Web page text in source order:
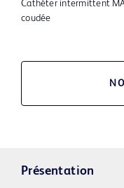
Cathéter intermittent
coudée
Présentation